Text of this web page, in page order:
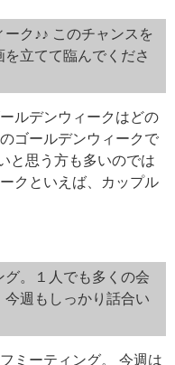
ク♪♪ このチャンスを
立てて臨んでくださ
ルデンウィークはどの
ゴールデンウィークで
と思う方も多いのでは
クといえば、カップル
。１人でも多くの会
今週もしっかり話合い
ミーティング。 今週は